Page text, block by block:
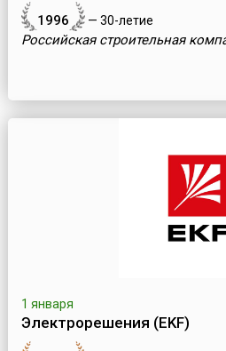
1996 — 30-летие
Российская строительная
1 января
Электрорешения (EKF)